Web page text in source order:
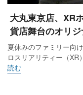
ットやニットなどの
引き続きラグジュア
調だった。
店舗別では、大阪店
橋店（11.4％増）が2
大丸東京店、XR
貨店舞台のオリ
夏休みのファミリー向
ロスリアリティー（XR
読む